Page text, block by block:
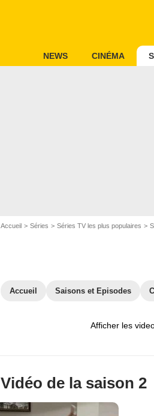
NEWS CINÉMA
Accueil Séries Séries TV les plus populaires
Accueil Saisons et Episodes
Afficher les
Vidéo de la saison 2